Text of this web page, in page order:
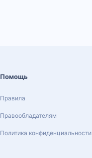
Помощь
Правила
Правообладателям
Политика конфиденциальности